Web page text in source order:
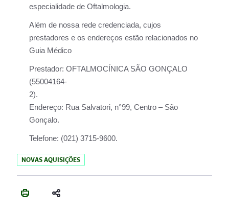
especialidade de Oftalmologia.
Além de nossa rede credenciada, cujos
prestadores e os endereços estão relacionados no
Guia Médico
Prestador: OFTALMOCÍNICA SÃO GONÇALO
(55004164-
2).
Endereço: Rua Salvatori, n°99, Centro – São
Gonçalo.
Telefone: (021) 3715-9600.
NOVAS AQUISIÇÕES